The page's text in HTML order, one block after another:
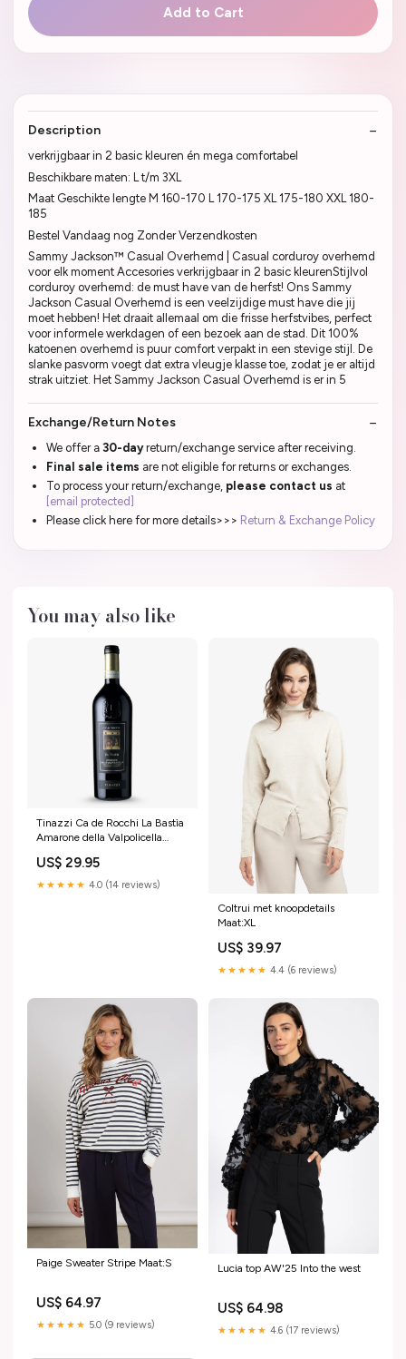
Add to Cart
Description
verkrijgbaar in 2 basic kleuren én mega comfortabel
Beschikbare maten: L t/m 3XL
Maat Geschikte lengte M 160-170 L 170-175 XL 175-180 XXL 180-
185
Bestel Vandaag nog Zonder Verzendkosten
Sammy Jackson™ Casual Overhemd | Casual corduroy overhemd
voor elk moment Accesories verkrijgbaar in 2 basic kleurenStijlvol
corduroy overhemd: de must have van de herfst! Ons Sammy
Jackson Casual Overhemd is een veelzijdige must have die jij
moet hebben! Het draait allemaal om die frisse herfstvibes, perfect
voor informele werkdagen of een bezoek aan de stad. Dit 100%
katoenen overhemd is puur comfort verpakt in een stevige stijl. De
slanke pasvorm voegt dat extra vleugje klasse toe, zodat je er altijd
strak uitziet. Het Sammy Jackson Casual Overhemd is er in 5
Exchange/Return Notes
We offer a 30-dayreturn/exchange service after receiving.
Final sale items are not eligible for returns or exchanges.
To process your return/exchange, please contact us at
[email protected]
Please click here for more details>>> Return & Exchange Policy
You may also like
Tinazzi Ca de Rocchi La Bastìa
Amarone della Valpolicella
burgenland Burgenland
oostenrijkse-wijnen
US$ 29.95
★★★★★ 4.0 (14 reviews)
Coltrui met knoopdetails
Maat:XL
US$ 39.97
★★★★★ 4.4 (6 reviews)
Paige Sweater Stripe Maat:S
US$ 64.97
★★★★★ 5.0 (9 reviews)
Lucia top AW'25 Into the west
US$ 64.98
★★★★★ 4.6 (17 reviews)